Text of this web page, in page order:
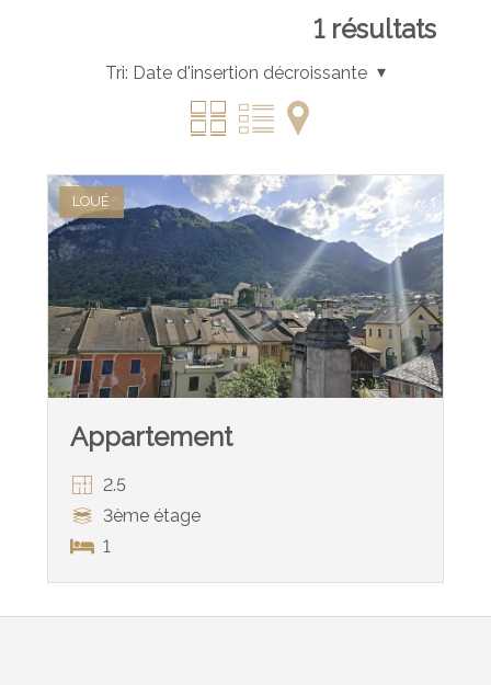
1résultats
Tri: Date d'insertion décroissante
LOUÉ
Appartement
2.5
3ème étage
1